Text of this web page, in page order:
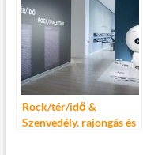
Rock/tér/idő &
Szenvedély. rajongás és